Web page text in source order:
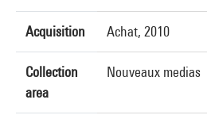
Acquisition Achat, 2010
Collection
area
Nouveaux medias